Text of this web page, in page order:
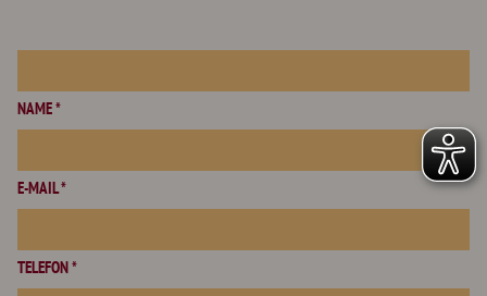
NAME *
E-MAIL *
TELEFON *